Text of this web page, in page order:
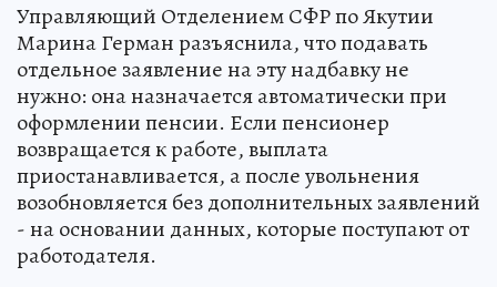
Управляющий Отделением СФР по Якутии
Марина Герман разъяснила, что подавать
отдельное заявление на эту надбавку не
нужно: она назначается автоматически при
оформлении пенсии. Если пенсионер
возвращается к работе, выплата
приостанавливается, а после увольнения
возобновляется без дополнительных заявлений
- на основании данных, которые поступают от
работодателя.